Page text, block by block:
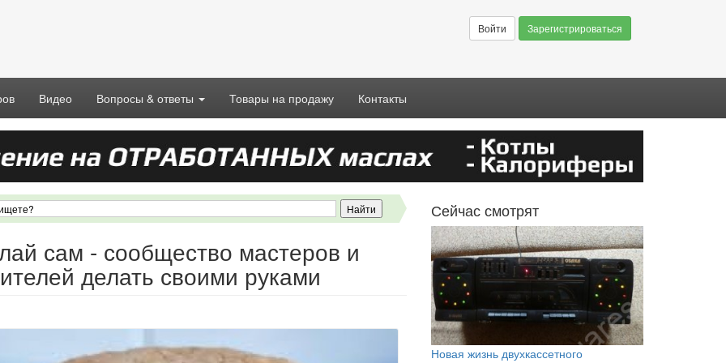
Войти Зарегистрироваться
Видео Вопросы & ответы Товары на продажу Контакты
сам - сообщество мастеров и
делать своими руками
Сейчас смотрят
Новая жизнь двухкассетного